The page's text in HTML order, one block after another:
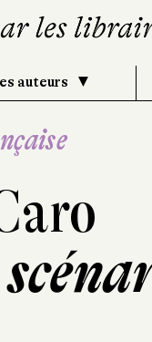
auteurs